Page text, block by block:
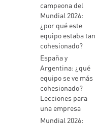
campeona del
Mundial 2026:
¿por qué este
equipo estaba tan
cohesionado?
España y
Argentina: ¿qué
equipo se ve más
cohesionado?
Lecciones para
una empresa
Mundial 2026: